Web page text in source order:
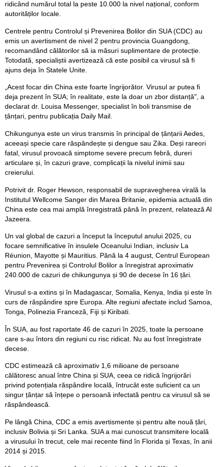
ridicând numărul total la peste 10.000 la nivel național, conform
autorităților locale.
Centrele pentru Controlul și Prevenirea Bolilor din SUA (CDC) au
emis un avertisment de nivel 2 pentru provincia Guangdong,
recomandând călătorilor să ia măsuri suplimentare de protecție.
Totodată, specialiștii avertizează că este posibil ca virusul să fi
ajuns deja în Statele Unite.
„Acest focar din China este foarte îngrijorător. Virusul ar putea fi
deja prezent în SUA; în realitate, este la doar un zbor distanță", a
declarat dr. Louisa Messenger, specialist în boli transmise de
țânțari, pentru publicația Daily Mail.
Chikungunya este un virus transmis în principal de țânțarii Aedes,
aceeași specie care răspândește și dengue sau Zika. Deși rareori
fatal, virusul provoacă simptome severe precum febră, dureri
articulare și, în cazuri grave, complicații la nivelul inimii sau
creierului.
Potrivit dr. Roger Hewson, responsabil de supravegherea virală la
Institutul Wellcome Sanger din Marea Britanie, epidemia actuală din
China este cea mai amplă înregistrată până în prezent, relatează Al
Jazeera.
Un val global de cazuri a început la începutul anului 2025, cu
focare semnificative în insulele Oceanului Indian, inclusiv La
Réunion, Mayotte și Mauritius. Până la 4 august, Centrul European
pentru Prevenirea și Controlul Bolilor a înregistrat aproximativ
240.000 de cazuri de chikungunya și 90 de decese în 16 țări.
Virusul s-a extins și în Madagascar, Somalia, Kenya, India și este în
curs de răspândire spre Europa. Alte regiuni afectate includ Samoa,
Tonga, Polinezia Franceză, Fiji și Kiribati.
În SUA, au fost raportate 46 de cazuri în 2025, toate la persoane
care s-au întors din regiuni cu risc ridicat. Nu au fost înregistrate
decese.
CDC estimează că aproximativ 1,6 milioane de persoane
călătoresc anual între China și SUA, ceea ce ridică îngrijorări
privind potențiala răspândire locală, întrucât este suficient ca un
singur țânțar să înțepe o persoană infectată pentru ca virusul să se
răspândească.
Pe lângă China, CDC a emis avertismente și pentru alte nouă țări,
inclusiv Bolivia și Sri Lanka. SUA a mai cunoscut transmitere locală
a virusului în trecut, cele mai recente fiind în Florida și Texas, în anii
2014 și 2015.